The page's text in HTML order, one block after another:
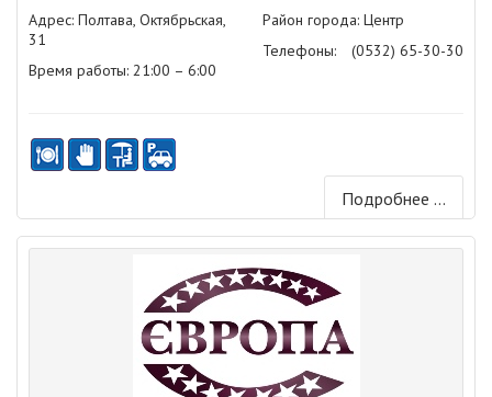
Адрес: Полтава, Октябрьская,
31
Время работы: 21:00 – 6:00
Район города: Центр
Телефоны:
(0532) 65-30-30
Подробнее ...